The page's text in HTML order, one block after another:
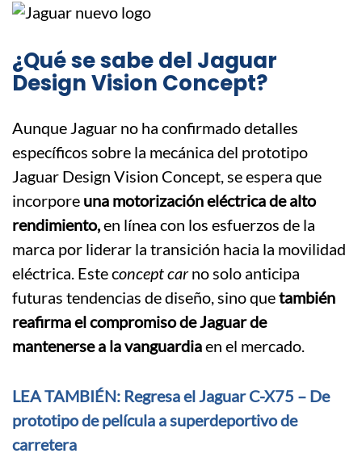
¿Qué se sabe del Jaguar
Design Vision Concept?
Aunque Jaguar no ha confirmado detalles
específicos sobre la mecánica del prototipo
Jaguar Design Vision Concept, se espera que
incorpore una motorización eléctrica de alto
rendimiento,en línea con los esfuerzos de la
marca por liderar la transición hacia la movilidad
eléctrica. Este concept carno solo anticipa
futuras tendencias de diseño, sino quetambién
reafirma el compromiso de Jaguar de
mantenerse a la vanguardiaen el mercado.
LEA TAMBIÉN: Regresa el Jaguar C-X75 – De
prototipo de película a superdeportivo de
carretera